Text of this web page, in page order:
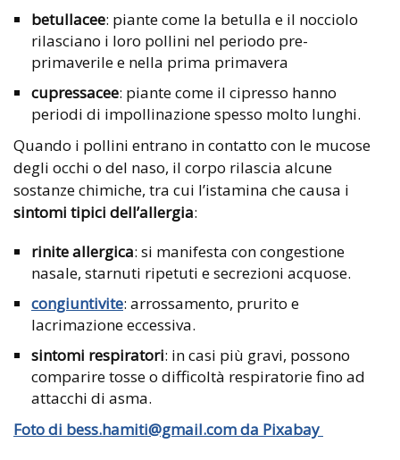
betullacee: piante come la betulla e il nocciolo
rilasciano i loro pollini nel periodo pre-
primaverile e nella prima primavera
cupressacee: piante come il cipresso hanno
periodi di impollinazione spesso molto lunghi.
Quando i pollini entrano in contatto con le mucose
degli occhi o del naso, il corpo rilascia alcune
sostanze chimiche, tra cui l’istamina che causa i
sintomi tipici dell’allergia:
rinite allergica: si manifesta con congestione
nasale, starnuti ripetuti e secrezioni acquose.
congiuntivite: arrossamento, prurito e
lacrimazione eccessiva.
sintomi respiratori: in casi più gravi, possono
comparire tosse o difficoltà respiratorie fino ad
attacchi di asma.
Foto di bess.hamiti@gmail.com da Pixabay